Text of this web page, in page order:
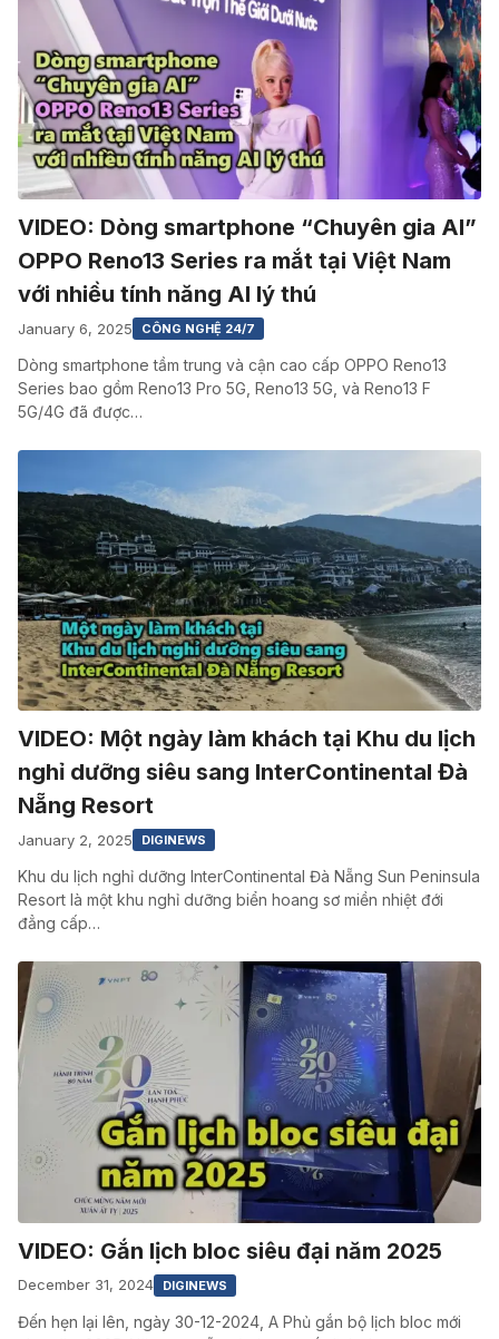
VIDEO: Dòng smartphone “Chuyên gia AI”
OPPO Reno13 Series ra mắt tại Việt Nam
với nhiều tính năng AI lý thú
January 6, 2025 CÔNG NGHỆ 24/7
Dòng smartphone tầm trung và cận cao cấp OPPO Reno13
Series bao gồm Reno13 Pro 5G, Reno13 5G, và Reno13 F
5G/4G đã được…
VIDEO: Một ngày làm khách tại Khu du lịch
nghỉ dưỡng siêu sang InterContinental Đà
Nẵng Resort
January 2, 2025 DIGINEWS
Khu du lịch nghỉ dưỡng InterContinental Đà Nẵng Sun Peninsula
Resort là một khu nghỉ dưỡng biển hoang sơ miền nhiệt đới
đẳng cấp…
VIDEO: Gắn lịch bloc siêu đại năm 2025
December 31, 2024 DIGINEWS
Đến hẹn lại lên, ngày 30-12-2024, A Phủ gắn bộ lịch bloc mới